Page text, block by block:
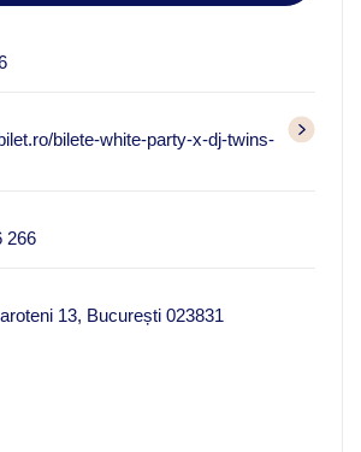
bilete-white-party-x-dj-twins-
266
13, București 023831